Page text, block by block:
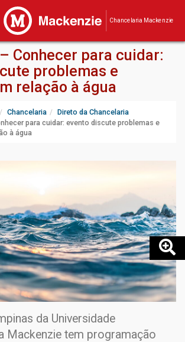
Chancelaria Mackenzie
Conhecer para cuidar:
problemas e
relação à água
Chancelaria
Direto da Chancelaria
para cuidar: evento discute problemas e
à água
da Universidade
Mackenzie tem programação